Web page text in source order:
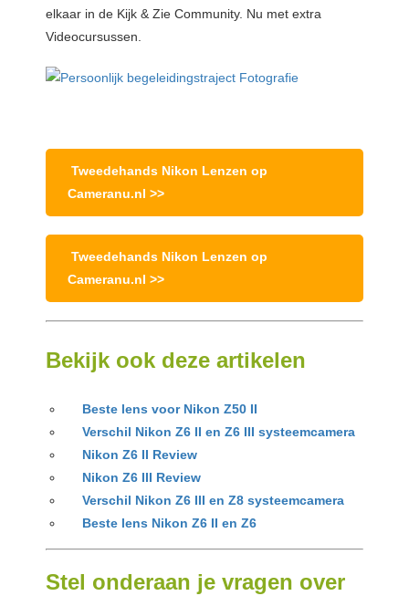
elkaar in de Kijk & Zie Community. Nu met extra
Videocursussen.
Tweedehands Nikon Lenzen op
Cameranu.nl >>
Tweedehands Nikon Lenzen op
Cameranu.nl >>
Bekijk ook deze artikelen
Beste lens voor Nikon Z50 II
Verschil Nikon Z6 II en Z6 III systeemcamera
Nikon Z6 II Review
Nikon Z6 III Review
Verschil Nikon Z6 III en Z8 systeemcamera
Beste lens Nikon Z6 II en Z6
Stel onderaan je vragen over